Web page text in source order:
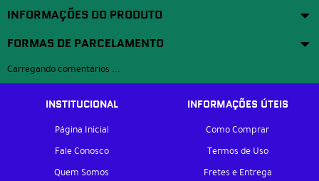
INFORMAÇÕES DO PRODUTO
FORMAS DE PARCELAMENTO
Carregando comentários ...
INSTITUCIONAL
Página Inicial
Fale Conosco
Quem Somos
INFORMAÇÕES ÚTEIS
Como Comprar
Termos de Uso
Fretes e Entrega